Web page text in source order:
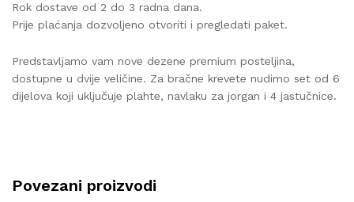
Rok dostave od 2 do 3 radna dana.
Prije plaćanja dozvoljeno otvoriti i pregledati paket.
Predstavljamo vam nove dezene premium posteljina,
dostupne u dvije veličine. Za bračne krevete nudimo set od 6
dijelova koji uključuje plahte, navlaku za jorgan i 4 jastučnice.
Povezani proizvodi